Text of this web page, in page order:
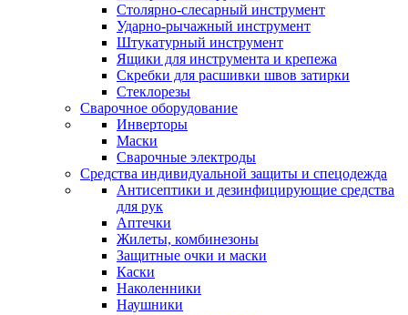
Столярно-слесарный инструмент
Ударно-рычажный инструмент
Штукатурный инструмент
Ящики для инструмента и крепежа
Скребки для расшивки швов затирки
Стеклорезы
Сварочное оборудование
Инверторы
Маски
Сварочные электроды
Средства индивидуальной защиты и спецодежда
Антисептики и дезинфицирующие средства
для рук
Аптечки
Жилеты, комбинезоны
Защитные очки и маски
Каски
Наколенники
Наушники